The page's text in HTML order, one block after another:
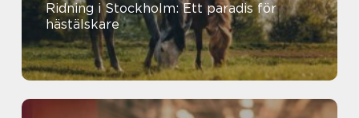
Ridning i Stockholm: Ett paradis för
hästälskare